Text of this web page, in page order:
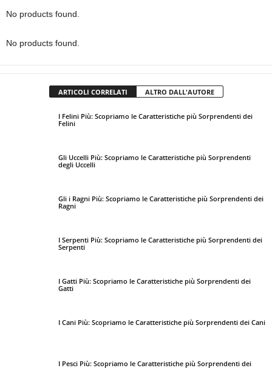
No products found.
No products found.
ARTICOLI CORRELATI ALTRO DALL'AUTORE
I Felini Più: Scopriamo le Caratteristiche più Sorprendenti dei
Felini
Gli Uccelli Più: Scopriamo le Caratteristiche più Sorprendenti
degli Uccelli
Gli i Ragni Più: Scopriamo le Caratteristiche più Sorprendenti dei
Ragni
I Serpenti Più: Scopriamo le Caratteristiche più Sorprendenti dei
Serpenti
I Gatti Più: Scopriamo le Caratteristiche più Sorprendenti dei
Gatti
I Cani Più: Scopriamo le Caratteristiche più Sorprendenti dei Cani
I Pesci Più: Scopriamo le Caratteristiche più Sorprendenti dei